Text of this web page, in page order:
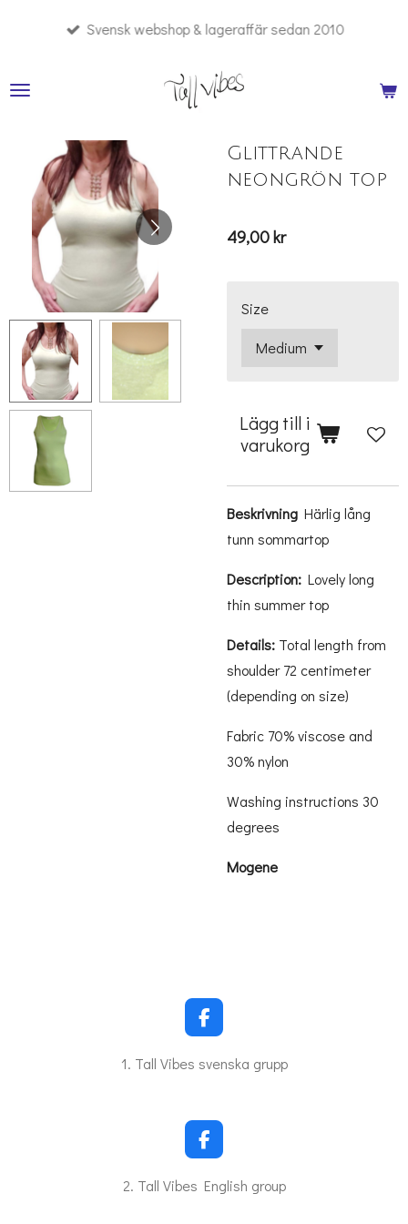
Svensk webshop & lageraffär sedan 2010
Glittrande
neongrön top
49,00 kr
Size
Lägg till i
varukorg
Beskrivning Härlig lång
tunn sommartop
Description: Lovely long
thin summer top
Details: Total length from
shoulder 72 centimeter
(depending on size)
Fabric 70% viscose and
30% nylon
Washing instructions 30
degrees
Mogene
F
a
c
o
k
1. Tall Vibes svenska grupp
F
a
c
2. Tall Vibes English group